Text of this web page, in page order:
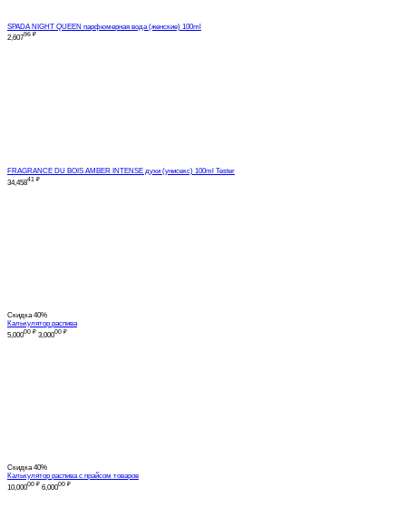
SPADA NIGHT QUEEN парфюмерная вода (женские) 100ml
2,60796 ₽
FRAGRANCE DU BOIS AMBER INTENSE духи (унисекс) 100ml Tester
34,45841 ₽
Скидка40%
Калькулятор распива
5,00000 ₽ 3,00000 ₽
Скидка40%
Калькулятор распива с прайсом товаров
10,00000 ₽ 6,00000 ₽